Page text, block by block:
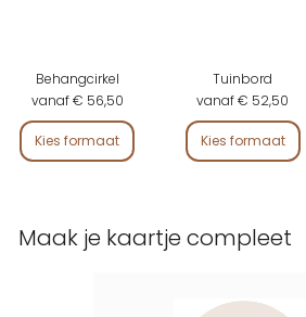
Maak je kaartje compleet
Behangcirkel
vanaf € 56,50
Kies formaat
Tuinbord
vanaf € 52,50
Kies formaat